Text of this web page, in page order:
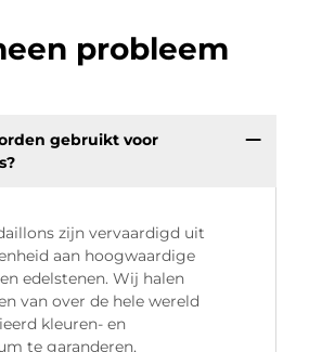
probleem
gebruikt voor
zijn vervaardigd uit
aan hoogwaardige
edelstenen. Wij halen
van over de hele wereld
kleuren- en
te garanderen,